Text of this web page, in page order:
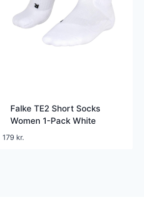
Falke TE2 Short Socks
Women 1-Pack White
179 kr.